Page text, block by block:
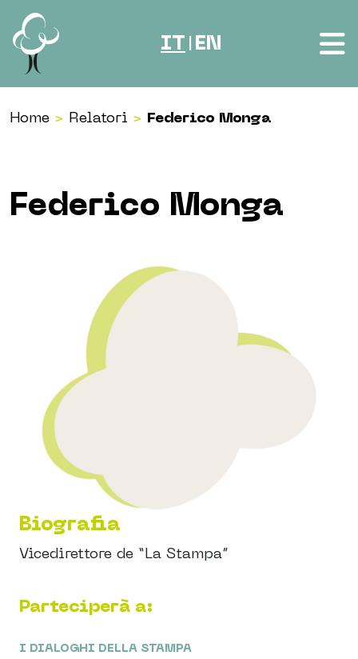
Vai al contenuto
IT EN
Home > Relatori > Federico Monga
Federico Monga
Biografia
Vicedirettore de “La Stampa”
Parteciperà a:
I DIALOGHI DELLA STAMPA